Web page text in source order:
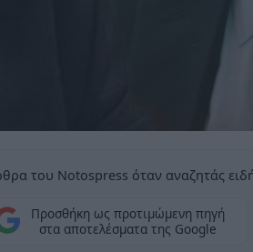
του Notospress όταν αναζητάς
Προσθήκη ως προτιμώμενη πηγή
στα αποτελέσματα της Google